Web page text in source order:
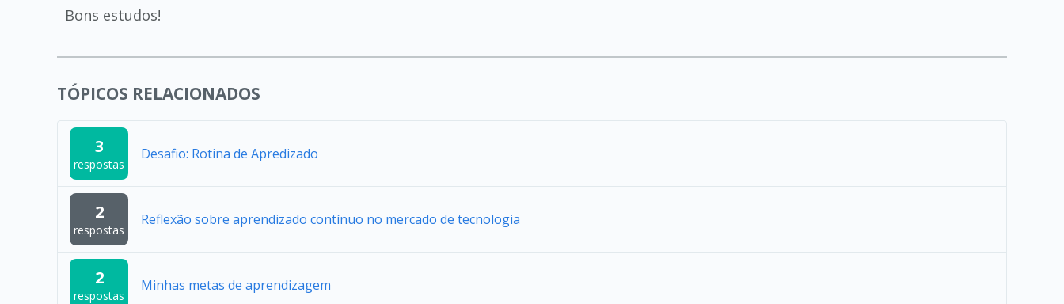
Bons estudos!
TÓPICOS RELACIONADOS
3
respostas
Desafio: Rotina de Apredizado
2
respostas
Reflexão sobre aprendizado contínuo no mercado de tecnologia
2
respostas
Minhas metas de aprendizagem